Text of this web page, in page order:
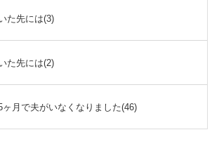
た先には(3)
た先には(2)
ヶ月で夫がいなくなりました(46)